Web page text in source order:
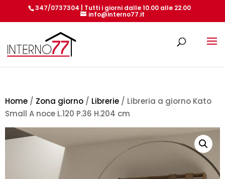
347/0737304 | Tutti i giorni dalle 10.00 alle 22.00
info@interno77.it
Home / Zona giorno / Librerie / Libreria a giorno Kato
Small A noce L.120 P.36 H.204 cm